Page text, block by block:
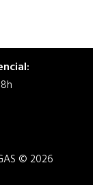
© 2026